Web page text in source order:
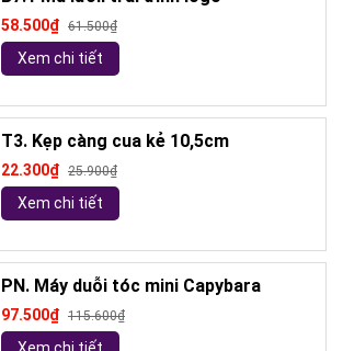
58.500₫ 61.500₫
Xem chi tiết
T3. Kẹp càng cua kẻ 10,5cm
22.300₫ 25.900₫
Xem chi tiết
PN. Máy duỗi tóc mini Capybara
97.500₫ 115.600₫